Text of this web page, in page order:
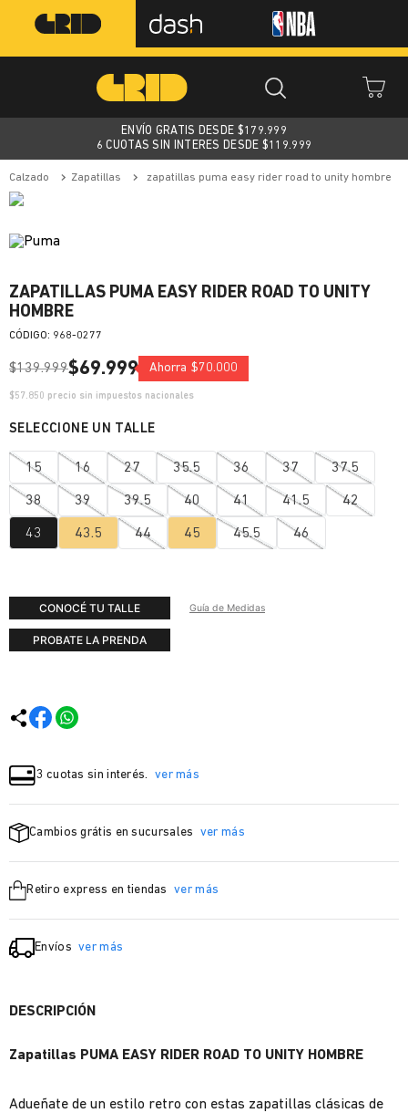
ENVÍO GRATIS DESDE $179.999
6 CUOTAS SIN INTERES DESDE $119.999
calzado zapatillas zapatillas puma easy rider road to unity hombre
ZAPATILLAS PUMA EASY RIDER ROAD TO UNITY
HOMBRE
: 968-0277
$139.999$69.999 Ahorra $70.000
$57.850 precio sin impuestos nacionales
15 16 27 35.5 36 37 37.5
38 39 39.5 40 41 41.5 42
43 43.5 44 45 45.5 46
CONOCÉ TU TALLE Guía de Medidas
PROBATE LA PRENDA
3 cuotas sin interés. ver más
Cambios grátis en sucursales ver más
Retiro express en tiendas ver más
Envíos ver más
DESCRIPCIÓN
Zapatillas PUMA EASY RIDER ROAD TO UNITY HOMBRE
Adueñate de un estilo retro con estas zapatillas clásicas de